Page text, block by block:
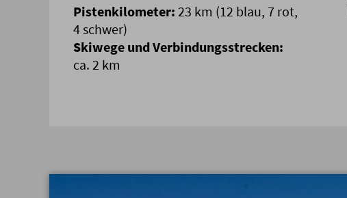
Pistenkilometer: 23 km (12 blau, 7 rot,
4 schwer)
Skiwege und Verbindungsstrecken:
ca. 2 km